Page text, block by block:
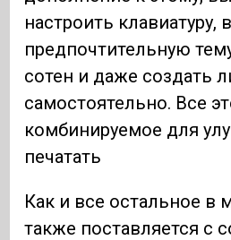
настроить клавиатуру,
предпочтительную
сотен и даже создать
самостоятельно. Все
комбинируемое для
печатать
Как и все остальное в
также поставляется с